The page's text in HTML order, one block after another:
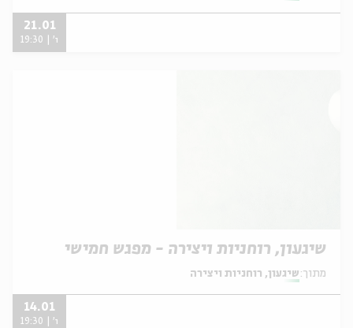
21.01
ו' | 19:30
שיגעון, רוחניות ויצירה - מפגש חמישי
מתוך: שיגעון, רוחניות ויצירה
14.01
ו' | 19:30